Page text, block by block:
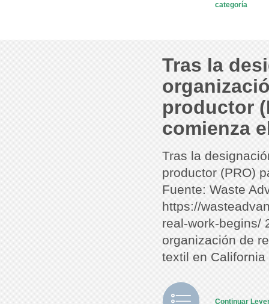
categoría
Tras la
productor
comienza
Tras la
productor (PRO)
Fuente: Waste
https://
real-work-begins/
organización de
textil en
Continuar